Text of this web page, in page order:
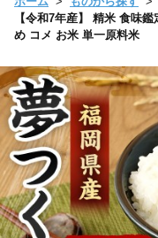
【令和7年産】 精米 食味
め コメ お米 単一原料米